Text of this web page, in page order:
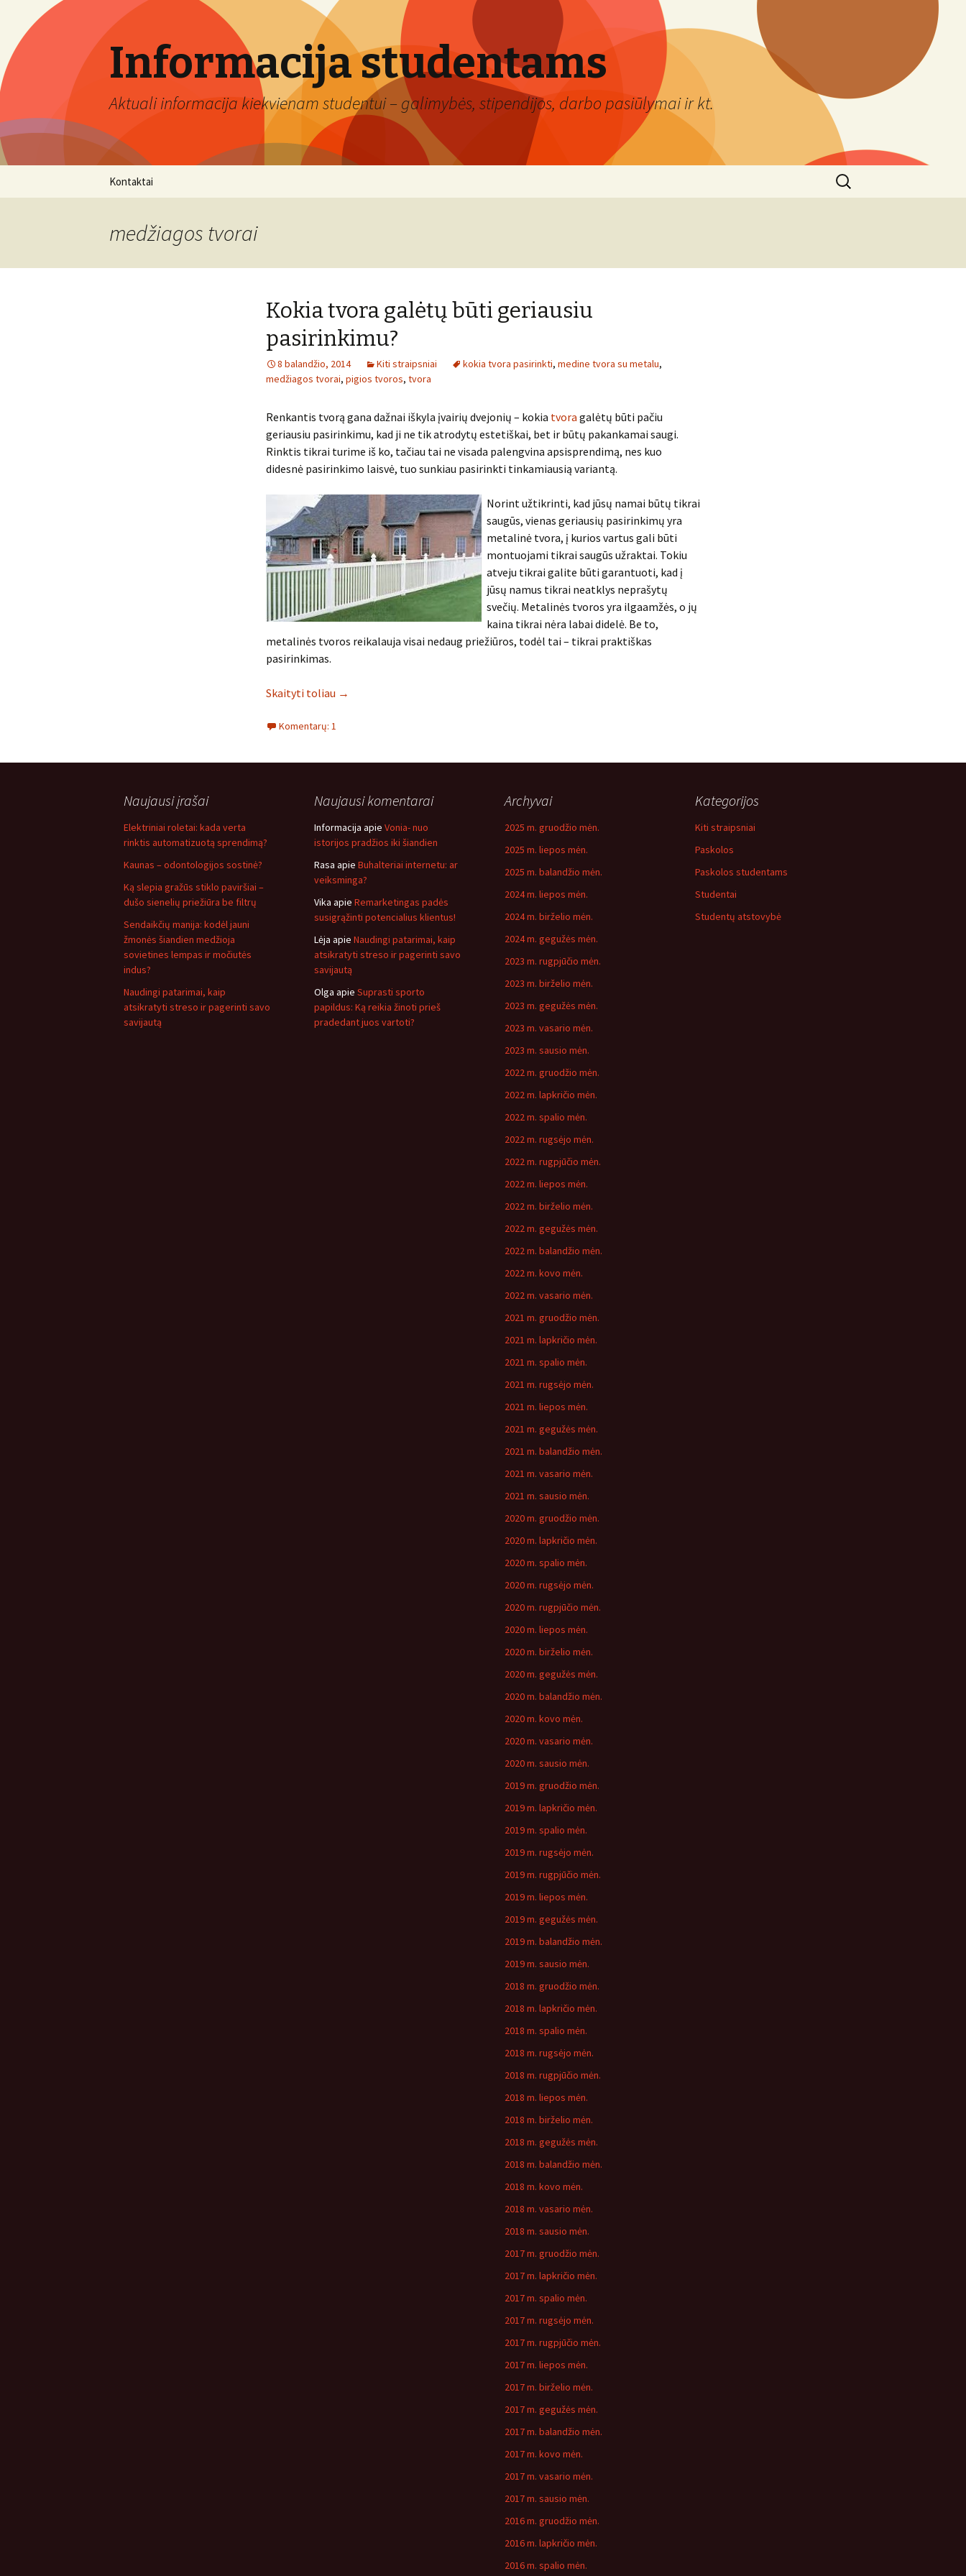
Informacija studentams
Aktuali informacija kiekvienam studentui – galimybės, stipendijos, darbo pasiūlymai ir kt.
Kontaktai
Ieškoti:
medžiagos tvorai
Kokia tvora galėtų būti geriausiu
pasirinkimu?
8 balandžio, 2014 Kiti straipsniai kokia tvora pasirinkti, medine tvora su metalu,
medžiagos tvorai, pigios tvoros, tvora
Renkantis tvorą gana dažnai iškyla įvairių dvejonių – kokia tvora galėtų būti pačiu
geriausiu pasirinkimu, kad ji ne tik atrodytų estetiškai, bet ir būtų pakankamai saugi.
Rinktis tikrai turime iš ko, tačiau tai ne visada palengvina apsisprendimą, nes kuo
didesnė pasirinkimo laisvė, tuo sunkiau pasirinkti tinkamiausią variantą.
Norint užtikrinti, kad jūsų namai būtų tikrai
saugūs, vienas geriausių pasirinkimų yra
metalinė tvora, į kurios vartus gali būti
montuojami tikrai saugūs užraktai. Tokiu
atveju tikrai galite būti garantuoti, kad į
jūsų namus tikrai neatklys neprašytų
svečių. Metalinės tvoros yra ilgaamžės, o jų
kaina tikrai nėra labai didelė. Be to,
metalinės tvoros reikalauja visai nedaug priežiūros, todėl tai – tikrai praktiškas
pasirinkimas.
Skaityti toliau →
Komentarų: 1
Naujausi įrašai
Elektriniai roletai: kada verta
rinktis automatizuotą sprendimą?
Kaunas – odontologijos sostinė?
Ką slepia gražūs stiklo paviršiai –
dušo sienelių priežiūra be filtrų
Sendaikčių manija: kodėl jauni
žmonės šiandien medžioja
sovietines lempas ir močiutės
indus?
Naudingi patarimai, kaip
atsikratyti streso ir pagerinti savo
savijautą
Naujausi komentarai
Informacija apie Vonia- nuo
istorijos pradžios iki šiandien
Rasa apie Buhalteriai internetu: ar
veiksminga?
Vika apie Remarketingas padės
susigrąžinti potencialius klientus!
Lėja apie Naudingi patarimai, kaip
atsikratyti streso ir pagerinti savo
savijautą
Olga apie Suprasti sporto
papildus: Ką reikia žinoti prieš
pradedant juos vartoti?
Archyvai
2025 m. gruodžio mėn.
2025 m. liepos mėn.
2025 m. balandžio mėn.
2024 m. liepos mėn.
2024 m. birželio mėn.
2024 m. gegužės mėn.
2023 m. rugpjūčio mėn.
2023 m. birželio mėn.
2023 m. gegužės mėn.
2023 m. vasario mėn.
2023 m. sausio mėn.
2022 m. gruodžio mėn.
2022 m. lapkričio mėn.
2022 m. spalio mėn.
2022 m. rugsėjo mėn.
2022 m. rugpjūčio mėn.
2022 m. liepos mėn.
2022 m. birželio mėn.
2022 m. gegužės mėn.
2022 m. balandžio mėn.
2022 m. kovo mėn.
2022 m. vasario mėn.
2021 m. gruodžio mėn.
2021 m. lapkričio mėn.
2021 m. spalio mėn.
2021 m. rugsėjo mėn.
2021 m. liepos mėn.
2021 m. gegužės mėn.
2021 m. balandžio mėn.
2021 m. vasario mėn.
2021 m. sausio mėn.
2020 m. gruodžio mėn.
2020 m. lapkričio mėn.
2020 m. spalio mėn.
2020 m. rugsėjo mėn.
2020 m. rugpjūčio mėn.
2020 m. liepos mėn.
2020 m. birželio mėn.
2020 m. gegužės mėn.
2020 m. balandžio mėn.
2020 m. kovo mėn.
2020 m. vasario mėn.
2020 m. sausio mėn.
2019 m. gruodžio mėn.
2019 m. lapkričio mėn.
2019 m. spalio mėn.
2019 m. rugsėjo mėn.
2019 m. rugpjūčio mėn.
2019 m. liepos mėn.
2019 m. gegužės mėn.
2019 m. balandžio mėn.
2019 m. sausio mėn.
2018 m. gruodžio mėn.
2018 m. lapkričio mėn.
2018 m. spalio mėn.
2018 m. rugsėjo mėn.
2018 m. rugpjūčio mėn.
2018 m. liepos mėn.
2018 m. birželio mėn.
2018 m. gegužės mėn.
2018 m. balandžio mėn.
2018 m. kovo mėn.
2018 m. vasario mėn.
2018 m. sausio mėn.
2017 m. gruodžio mėn.
2017 m. lapkričio mėn.
2017 m. spalio mėn.
2017 m. rugsėjo mėn.
2017 m. rugpjūčio mėn.
2017 m. liepos mėn.
2017 m. birželio mėn.
2017 m. gegužės mėn.
2017 m. balandžio mėn.
2017 m. kovo mėn.
2017 m. vasario mėn.
2017 m. sausio mėn.
2016 m. gruodžio mėn.
2016 m. lapkričio mėn.
2016 m. spalio mėn.
Kategorijos
Kiti straipsniai
Paskolos
Paskolos studentams
Studentai
Studentų atstovybė